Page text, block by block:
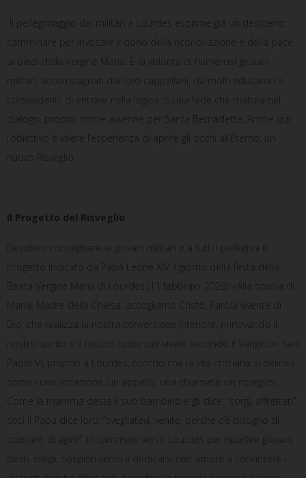
Il pellegrinaggio dei militari a Lourdes esprime già un desiderio:
camminare per invocare il dono della riconciliazione e della pace
ai piedi della Vergine Maria. È la volontà di numerosi giovani
militari, accompagnati dai loro cappellani, da molti educatori e
comandanti, di entrare nella logica di una fede che matura nel
dialogo, proprio come avvenne per Santa Bernadette. Anche qui
l’obiettivo è vivere l’esperienza di aprire gli occhi all’Eterno, un
nuovo Risveglio.
Il Progetto del Risveglio
Desidero consegnare ai giovani militari e a tutti i pellegrini il
progetto indicato da Papa Leone XIV il giorno della festa della
Beata Vergine Maria di Lourdes (11 febbraio 2026): «Alla scuola di
Maria, Madre della Chiesa, accogliamo Cristo, Parola vivente di
Dio, che realizza la nostra conversione interiore, rinnovando il
nostro spirito e il nostro cuore per vivere secondo il Vangelo». San
Paolo VI, proprio a Lourdes, ricordò che la vita cristiana si delinea
come «una vocazione, un appello, una chiamata, un risveglio».
Come la mamma desta il suo bambino e gli dice: “sorgi, affrettati”,
così il Papa dice loro: “svegliatevi, venite, perché c’è bisogno di
operare, di agire”. In cammino verso Lourdes per ripartire giovani
desti, svegli, sospinti verso il dedicarsi con amore a convincere i